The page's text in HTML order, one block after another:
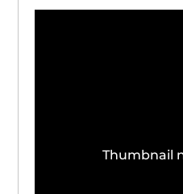
Thumbnail